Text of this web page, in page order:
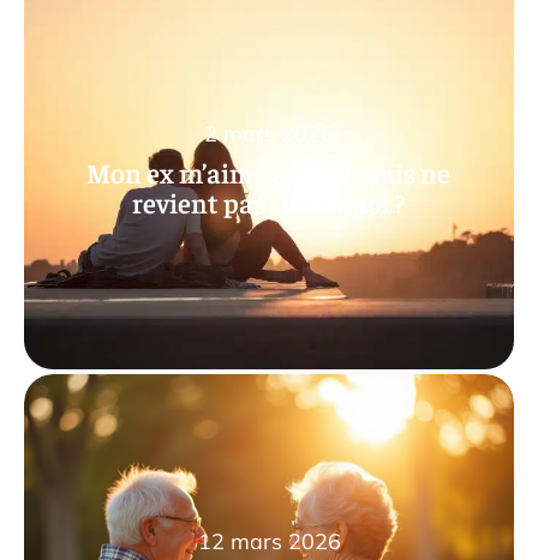
Mon ex m’aime encore mais ne
revient pas : pourquoi ?
2 mars 2026
12 mars 2026